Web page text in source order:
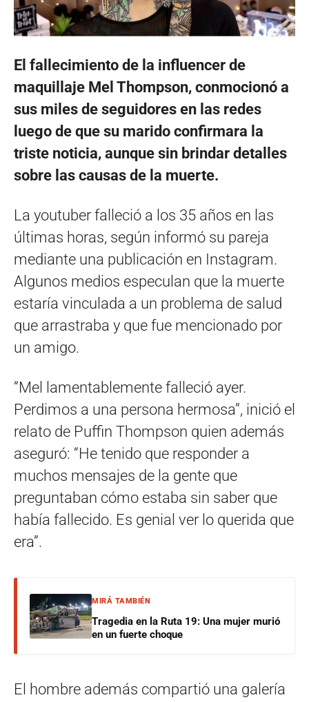
El fallecimiento de la influencer de
maquillaje Mel Thompson, conmocionó a
sus miles de seguidores en las redes
luego de que su marido confirmara la
triste noticia, aunque sin brindar detalles
sobre las causas de la muerte.
La youtuber falleció a los 35 años en las
últimas horas, según informó su pareja
mediante una publicación en Instagram.
Algunos medios especulan que la muerte
estaría vinculada a un problema de salud
que arrastraba y que fue mencionado por
un amigo.
“Mel lamentablemente falleció ayer.
Perdimos a una persona hermosa”, inició el
relato de Puffin Thompson quien además
aseguró: “He tenido que responder a
muchos mensajes de la gente que
preguntaban cómo estaba sin saber que
había fallecido. Es genial ver lo querida que
era”.
MIRÁ TAMBIÉN
Tragedia en la Ruta 19: Una mujer murió
en un fuerte choque
El hombre además compartió una galería